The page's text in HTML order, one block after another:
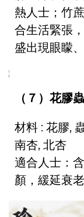
熱人士；竹
合生活緊張
盛出現眼矇
（７）花膠
材料 : 花膠,
南杏, 北杏
適合人士：
顏，緩延衰